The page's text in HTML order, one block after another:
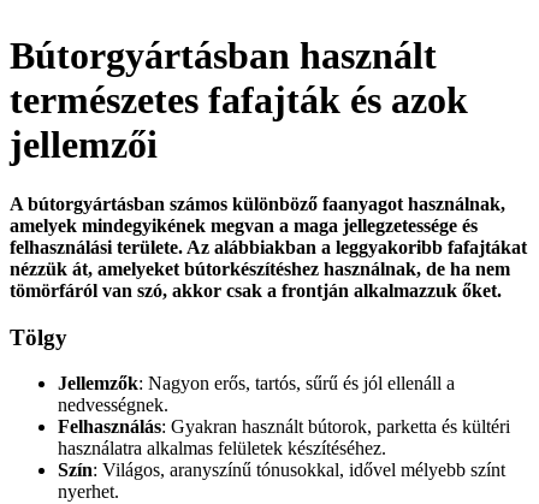
Bútorgyártásban használt
természetes fafajták és azok
jellemzői
A bútorgyártásban számos különböző faanyagot használnak,
amelyek mindegyikének megvan a maga jellegzetessége és
felhasználási területe. Az alábbiakban a leggyakoribb fafajtákat
nézzük át, amelyeket bútorkészítéshez használnak, de ha nem
tömörfáról van szó, akkor csak a frontján alkalmazzuk őket.
Tölgy
Jellemzők: Nagyon erős, tartós, sűrű és jól ellenáll a
nedvességnek.
Felhasználás: Gyakran használt bútorok, parketta és kültéri
használatra alkalmas felületek készítéséhez.
Szín: Világos, aranyszínű tónusokkal, idővel mélyebb színt
nyerhet.